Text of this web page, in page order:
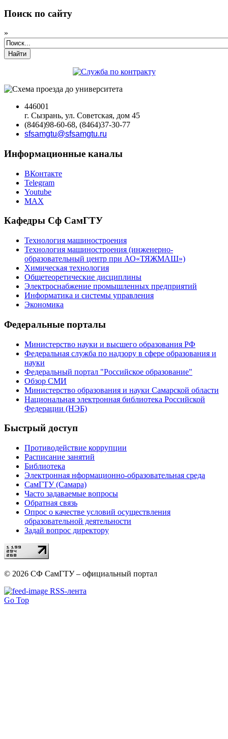
Поиск по сайту
»
Найти
446001
г. Сызрань, ул. Советская, дом 45
(8464)98-60-68, (8464)37-30-77
sfsamgtu@sfsamgtu.ru
Информационные каналы
ВКонтакте
Telegram
Youtube
MAX
Кафедры Сф СамГТУ
Технология машиностроения
Технология машиностроения (инженерно-
образовательный центр при АО«ТЯЖМАШ»)
Химическая технология
Общетеоретические дисциплины
Электроснабжение промышленных предприятий
Информатика и системы управления
Экономика
Федеральные порталы
Министерство науки и высшего образования РФ
Федеральная служба по надзору в сфере образования и
науки
Федеральный портал "Российское образование"
Обзор СМИ
Министерство образования и науки Самарской области
Национальная электронная библиотека Российской
Федерации (НЭБ)
Быстрый доступ
Противодействие коррупции
Расписание занятий
Библиотека
Электронная нформационно-образовательная среда
СамГТУ (Самара)
Часто задаваемые вопросы
Обратная связь
Опрос о качестве условий осуществления
образовательной деятельности
Задай вопрос директору
© 2026 СФ СамГТУ – официальный портал
RSS-лента
Go Top